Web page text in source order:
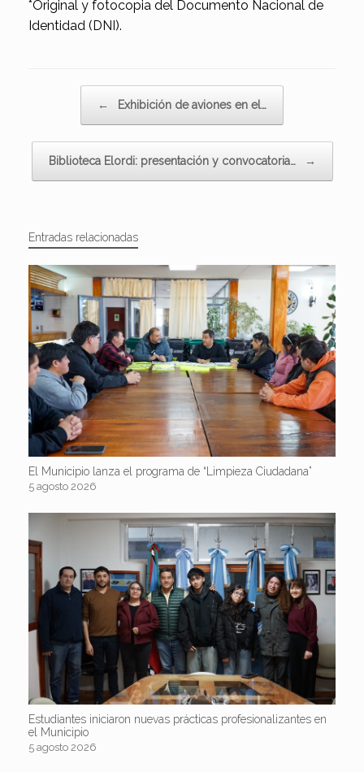
*Original y fotocopia del Documento Nacional de
Identidad (DNI).
← Exhibición de aviones en el…
Biblioteca Elordi: presentación y convocatoria… →
Entradas relacionadas
El Municipio lanza el programa de “Limpieza Ciudadana”
5 agosto 2026
Estudiantes iniciaron nuevas prácticas profesionalizantes en
el Municipio
5 agosto 2026